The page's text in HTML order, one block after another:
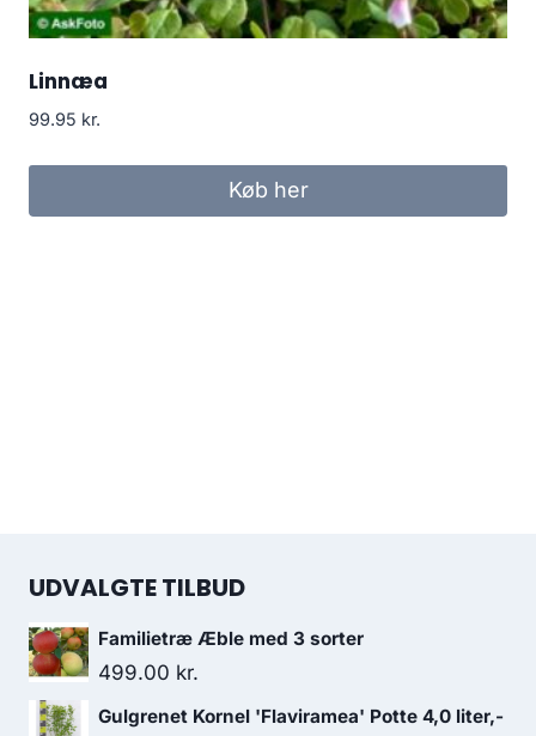
Linnæa
99.95 kr.
Køb her
UDVALGTE TILBUD
Familietræ Æble med 3 sorter
499.00 kr.
Gulgrenet Kornel 'Flaviramea' Potte 4,0 liter,-